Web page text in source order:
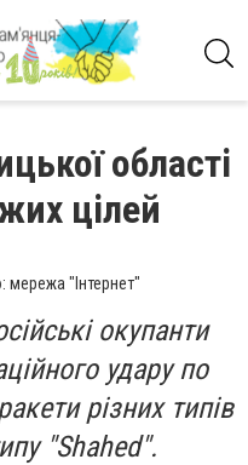
області
цілей
"Інтернет"
окупанти
удару по
різних типів
"Shahed".